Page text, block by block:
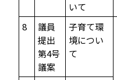
いて
8
議員
提出
第4号
議案
子育て環
境につい
て